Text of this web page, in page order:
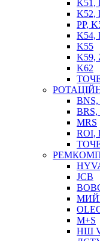
ТОСОЛ,
ОЛИВА-ПАЛИВО
ПОВІТРЯ-ВОДА
ДЛЯ
НАПІРНО-
K51,
K52,
PP,
K54,
K55
K59,
K62
BNS,
BRS,
MRS
ROI,
JCB
M+S
НШ